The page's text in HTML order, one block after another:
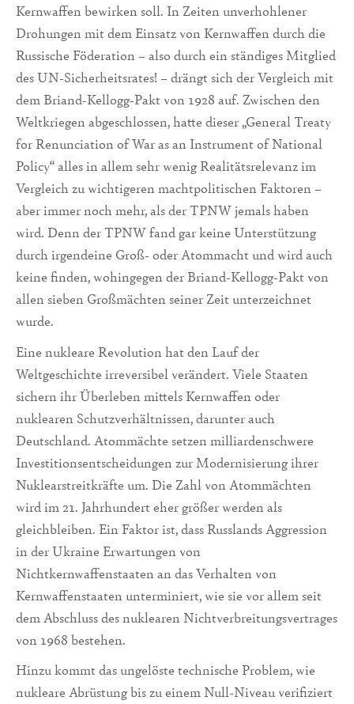
Kernwaffen bewirken soll. In Zeiten unverhohlener
Drohungen mit dem Einsatz von Kernwaffen durch die
Russische Föderation – also durch ein ständiges Mitglied
des UN-Sicherheitsrates! – drängt sich der Vergleich mit
dem Briand-Kellogg-Pakt von 1928 auf. Zwischen den
Weltkriegen abgeschlossen, hatte dieser „General Treaty
for Renunciation of War as an Instrument of National
Policy“ alles in allem sehr wenig Realitätsrelevanz im
Vergleich zu wichtigeren machtpolitischen Faktoren –
aber immer noch mehr, als der TPNW jemals haben
wird. Denn der TPNW fand gar keine Unterstützung
durch irgendeine Groß- oder Atommacht und wird auch
keine finden, wohingegen der Briand-Kellogg-Pakt von
allen sieben Großmächten seiner Zeit unterzeichnet
wurde.
Eine nukleare Revolution hat den Lauf der
Weltgeschichte irreversibel verändert. Viele Staaten
sichern ihr Überleben mittels Kernwaffen oder
nuklearen Schutzverhältnissen, darunter auch
Deutschland. Atommächte setzen milliardenschwere
Investitionsentscheidungen zur Modernisierung ihrer
Nuklearstreitkräfte um. Die Zahl von Atommächten
wird im 21. Jahrhundert eher größer werden als
gleichbleiben. Ein Faktor ist, dass Russlands Aggression
in der Ukraine Erwartungen von
Nichtkernwaffenstaaten an das Verhalten von
Kernwaffenstaaten unterminiert, wie sie vor allem seit
dem Abschluss des nuklearen Nichtverbreitungsvertrages
von 1968 bestehen.
Hinzu kommt das ungelöste technische Problem, wie
nukleare Abrüstung bis zu einem Null-Niveau verifiziert